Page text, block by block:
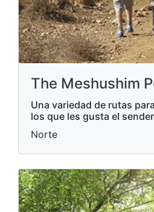
The Meshushim
Una variedad de rutas
los que les gusta el
Norte